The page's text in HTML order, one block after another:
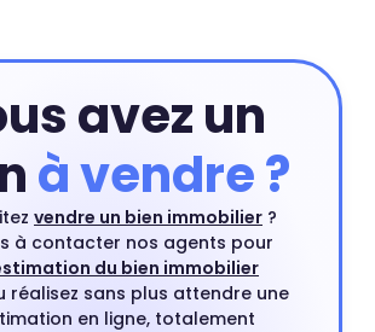
avez un
à vendre ?
vendre un bien immobilier ?
à contacter nos agents pour
du bien immobilier
réalisez sans plus attendre une
en ligne, totalement